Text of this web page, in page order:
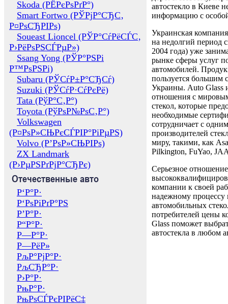
Skoda (РЁРєРѕРґР°)
Smart Fortwo (РЎРјР°СЂС‚
Р¤РѕСЂРІРѕ)
Soueast Lioncel (РЎР°СѓРёСЃС‚
Р›РёРѕРЅСЃРµР»)
Ssang Yong (РЎР°РЅРі
Р™РѕРЅРі)
Subaru (РЎСѓР±Р°СЂСѓ)
Suzuki (РЎСѓР·СѓРєРё)
Tata (РўР°С‚Р°)
Toyota (РўРѕР№РѕС‚Р°)
Volkswagen
(Р¤РѕР»СЊРєСЃРІР°РіРµРЅ)
Volvo (Р’РѕР»СЊРІРѕ)
ZX Landmark
(Р›РµРЅРґРјР°СЂРє)
Отечественные авто
Р‘Р°Р·
Р‘РѕРіРґР°РЅ
Р’Р°Р·
Р“Р°Р·
Р—Р°Р·
Р—РёР»
РљР°РјР°Р·
РљСЂР°Р·
Р›Р°Р·
РњР°Р·
РњРѕСЃРєРІРёС‡
автостекло в Киеве
информацию с
Украинская
на недолгий период
2004 года) уже
рынке сферы услуг
автомобилей.
пользуется большим
Украины. Auto Glass
отношения с
стекол, которые
необходимые
сотрудничает с
производителей
миру, такими, как
Pilkington, FuYao,
Серьезное отношение
компании к своей
надежному процессу
автомобильных
потребителей цены
Glass поможет
автостекла в любом